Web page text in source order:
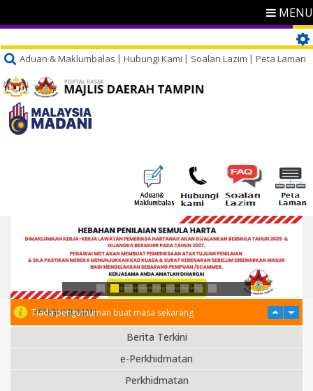
MENU
Aduan & Maklumbalas Hubungi Kami Soalan Lazim Peta Laman
PENGUMUMAN
Tiada pengumuman buat masa sekarang
Berita Terkini
e-Perkhidmatan
Perkhidmatan